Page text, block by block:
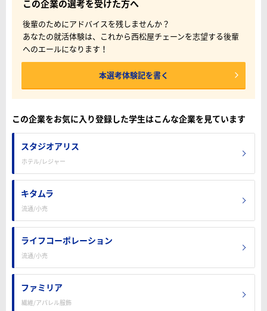
この企業の選考を受けた方へ
後輩のためにアドバイスを残しませんか？
あなたの就活体験は、これから西松屋チェーンを志望する後輩
へのエールになります！
本選考体験記を書く
この企業をお気に入り登録した学生はこんな企業を見ています
スタジオアリス
ホテル/レジャー
キタムラ
流通/小売
ライフコーポレーション
流通/小売
ファミリア
繊維/アパレル服飾